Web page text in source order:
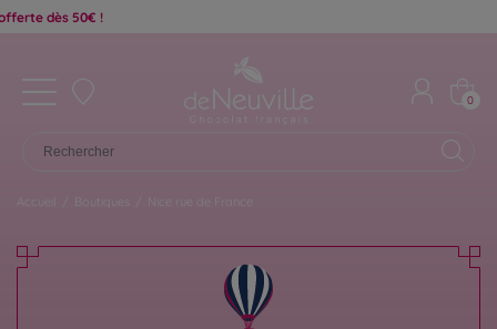
0
Accueil Boutiques Nice rue de France